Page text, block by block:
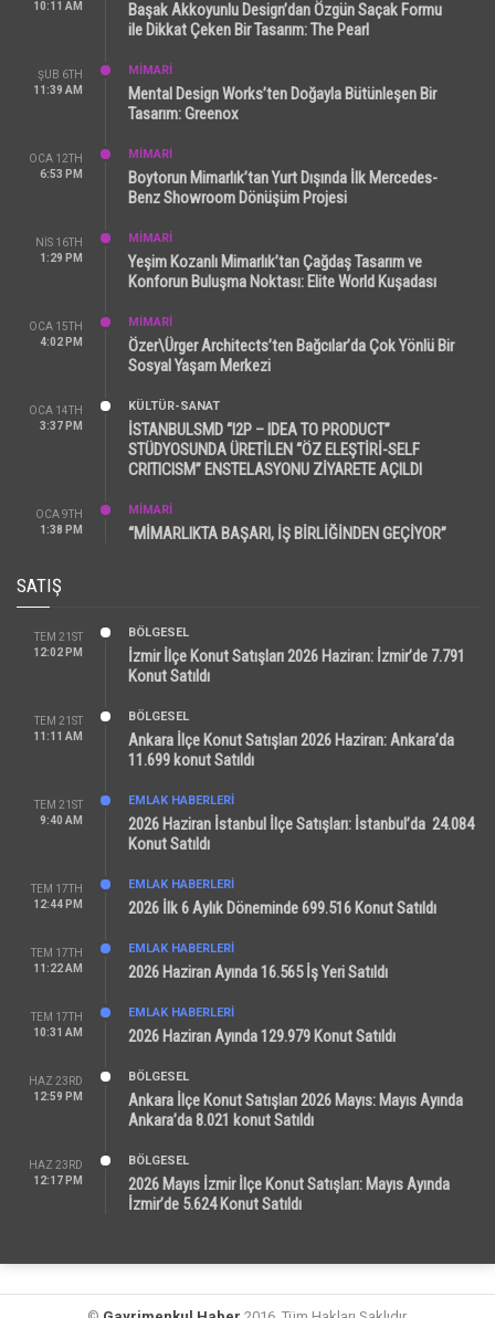
10:11 AM
Başak Akkoyunlu Design’dan Özgün Saçak Formu
ile Dikkat Çeken Bir Tasarım: The Pearl
ŞUB 6TH
11:39 AM
MİMARİ
Mental Design Works’ten Doğayla Bütünleşen Bir
Tasarım: Greenox
OCA 12TH
6:53 PM
MİMARİ
Boytorun Mimarlık’tan Yurt Dışında İlk Mercedes-
Benz Showroom Dönüşüm Projesi
NIS 16TH
1:29 PM
MİMARİ
Yeşim Kozanlı Mimarlık’tan Çağdaş Tasarım ve
Konforun Buluşma Noktası: Elite World Kuşadası
OCA 15TH
4:02 PM
MİMARİ
Özer\Ürger Architects’ten Bağcılar’da Çok Yönlü Bir
Sosyal Yaşam Merkezi
OCA 14TH
3:37 PM
KÜLTÜR-SANAT
İSTANBULSMD “I2P – IDEA TO PRODUCT”
STÜDYOSUNDA ÜRETİLEN “ÖZ ELEŞTİRİ-SELF
CRITICISM” ENSTELASYONU ZİYARETE AÇILDI
OCA 9TH
1:38 PM
MİMARİ
“MİMARLIKTA BAŞARI, İŞ BİRLİĞİNDEN GEÇİYOR”
SATIŞ
TEM 21ST
12:02 PM
BÖLGESEL
İzmir İlçe Konut Satışları 2026 Haziran: İzmir’de 7.791
Konut Satıldı
TEM 21ST
11:11 AM
BÖLGESEL
Ankara İlçe Konut Satışları 2026 Haziran: Ankara’da
11.699 konut Satıldı
TEM 21ST
9:40 AM
EMLAK HABERLERI
2026 Haziran İstanbul İlçe Satışları: İstanbul’da 24.084
Konut Satıldı
TEM 17TH
12:44 PM
EMLAK HABERLERI
2026 İlk 6 Aylık Döneminde 699.516 Konut Satıldı
TEM 17TH
11:22 AM
EMLAK HABERLERI
2026 Haziran Ayında 16.565 İş Yeri Satıldı
TEM 17TH
10:31 AM
EMLAK HABERLERI
2026 Haziran Ayında 129.979 Konut Satıldı
HAZ 23RD
12:59 PM
BÖLGESEL
Ankara İlçe Konut Satışları 2026 Mayıs: Mayıs Ayında
Ankara’da 8.021 konut Satıldı
HAZ 23RD
12:17 PM
BÖLGESEL
2026 Mayıs İzmir İlçe Konut Satışları: Mayıs Ayında
İzmir’de 5.624 Konut Satıldı